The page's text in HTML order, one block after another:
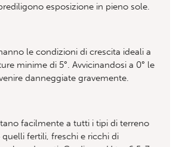
esposizione in pieno sole.
le condizioni di crescita ideali a
minime di 5°. Avvicinandosi a 0° le
danneggiate gravemente.
facilmente a tutti i tipi di terreno
fertili, freschi e ricchi di